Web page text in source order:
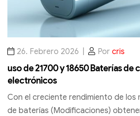
26. Febrero 2026 Por cris
uso de 21700 y 18650 Baterías de
electrónicos
Con el creciente rendimiento de los
de baterías (Modificaciones)